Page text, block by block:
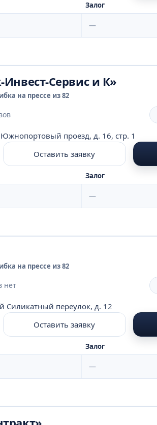
Залог
—
Сервис и К»
на прессе из 82
проезд, д. 16, стр. 1
Оставить заявку
Залог
—
на прессе из 82
нет
Силикатный переулок, д. 12
Оставить заявку
Залог
—